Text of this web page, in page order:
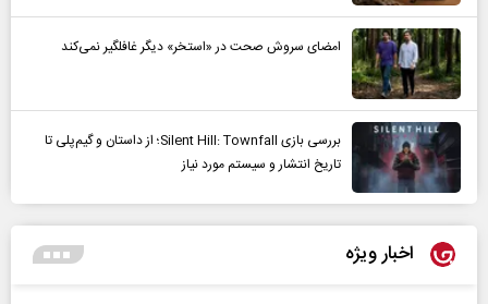
امضای سروش صحت در «استخر» دیگر غافلگیر نمی‌کند
بررسی بازی Silent Hill: Townfall؛ از داستان و گیم‌پلی تا
تاریخ انتشار و سیستم مورد نیاز
اخبار ویژه